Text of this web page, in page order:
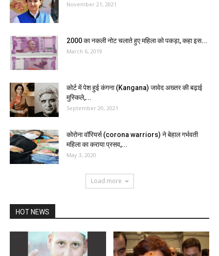
November 21, 2021
2000 का नकली नोट चलाते हुए महिला को पकड़ा, कहा इस...
March 6, 2019
कोर्ट में पेश हुई कंगना (Kangana) जावेद अख्तर की बढ़ाई
मुस्किले,...
September 20, 2021
कोरोना वॉरियर्स (corona warriors) ने बेहाल गर्भवती
महिला का कराया प्रसव,...
May 3, 2020
Load more
HOT NEWS